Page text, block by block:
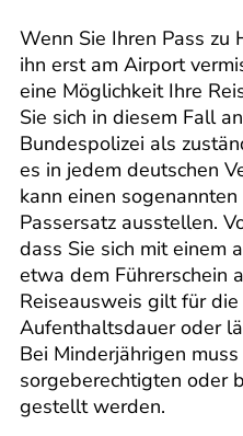
Wenn Sie Ihren Pass zu
ihn erst am Airport
eine Möglichkeit Ihre
Sie sich in diesem Fall
Bundespolizei als
es in jedem deutschen
kann einen
Passersatz ausstellen.
dass Sie sich mit einem
etwa dem Führerschein
Reiseausweis gilt für
Aufenthaltsdauer oder
Bei Minderjährigen
sorgeberechtigten oder
gestellt werden.